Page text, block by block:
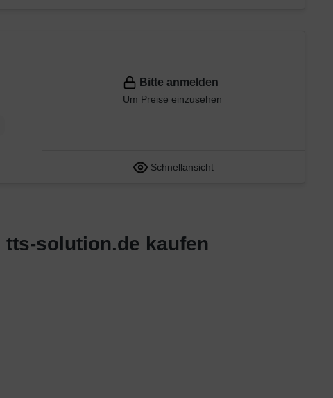
Bitte anmelden
Um Preise einzusehen
Schnellansicht
solution.de kaufen